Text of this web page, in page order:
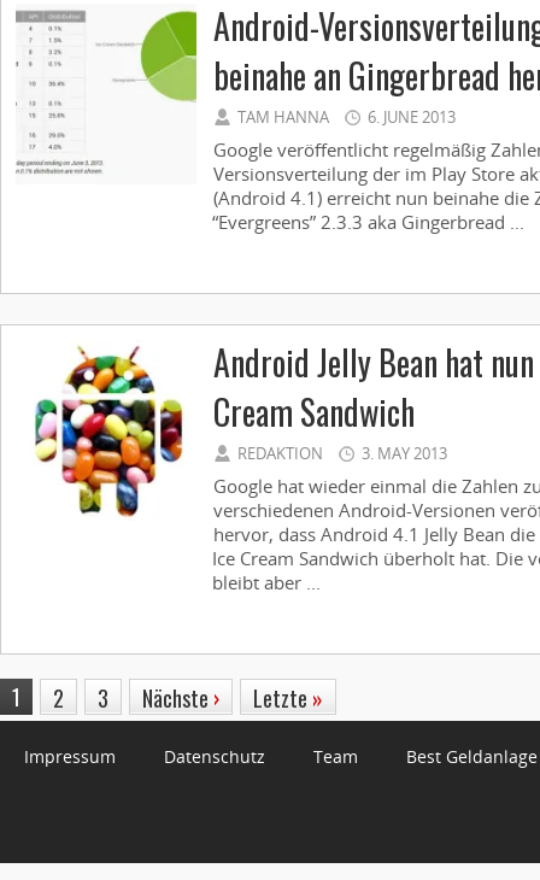
Android-
beinahe an Gingerbread
TAM HANNA 6. JUNE 2013
Google veröffentlicht regelmäßig
Versionsverteilung der im Play Store
(Android 4.1) erreicht nun beinahe die
“Evergreens” 2.3.3 aka Gingerbread ...
Android Jelly Bean hat
Cream Sandwich
REDAKTION 3. MAY 2013
Google hat wieder einmal die Zahlen
verschiedenen Android-Versionen
hervor, dass Android 4.1 Jelly Bean
Ice Cream Sandwich überholt hat. Die
bleibt aber ...
1 2 3 Nächste › Letzte »
Impressum Datenschutz Team Best Geldanlage